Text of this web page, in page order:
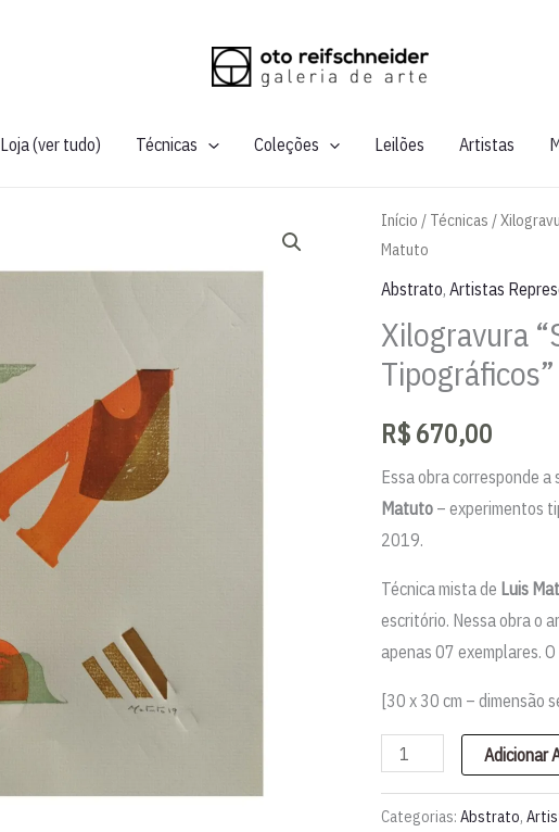
Loja (ver tudo) Técnicas Coleções Leilões Artistas
Início / Técnicas /
Matuto
Abstrato, Artistas
Xilogravura
R$670,00
Essa obra corresponde
Matuto – experimentos
2019.
Técnica mista de Luis
escritório. Nessa obra o
apenas 07 exemplares.
[30 x 30 cm – dimensão
Xilogravura
Experimentos
Adicionar
Categorias: Abstrato,